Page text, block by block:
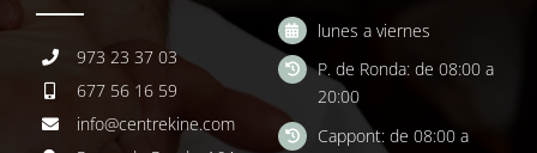
973 23 37 03
677 56 16 59
info@centrekine.com
lunes a viernes
P. de Ronda: de 08:00 a
20:00
Cappont: de 08:00 a